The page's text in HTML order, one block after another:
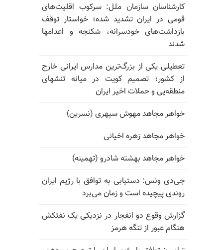
کارشناسان سازمان ملل: سرکوب اقلیت‌های
قومی در ایران تشدید شده؛ خواستار توقف
بازداشت‌های خودسرانه، شکنجه و اعدامها
شدند
تعطیلی یکی از بزرگ‌ترین مدارس ایرانی خارج
از کشور؛ تصمیم کویت در میانه تنشهای
منطقه‌یی و حملات اخیر ایران
خواهر مجاهد مهوش سپهری (نسرین)
خواهر مجاهد زهره اخیانی
خواهر مجاهد بهشته شادرو (تهمینه)
جی‌دی ونس: دستیابی به توافق با رژیم ایران
روندی پیچیده است و زمان می‌برد
گزارش وقوع دو انفجار در نزدیکی یک نفتکش
هنگام عبور از تنگه هرمز